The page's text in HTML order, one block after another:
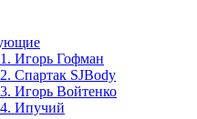
1. Игорь Гофман
2. Спартак SJBody
3. Игорь Войтенко
4. Ипучий